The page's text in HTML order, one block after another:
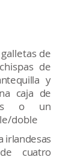
de
de
y
caja de
o un
doble
irlandesas
cuatro